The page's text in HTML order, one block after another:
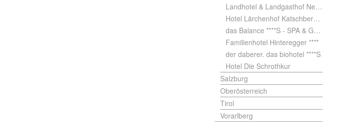
Landhotel & Landgasthof Neugebauer
Hotel Lärchenhof Katschberg****
das Balance ****S - SPA & Golf am Wörthersee
Familienhotel Hinteregger ****
der daberer. das biohotel ****S
Hotel Die Schrothkur
Salzburg
Oberösterreich
Tirol
Vorarlberg